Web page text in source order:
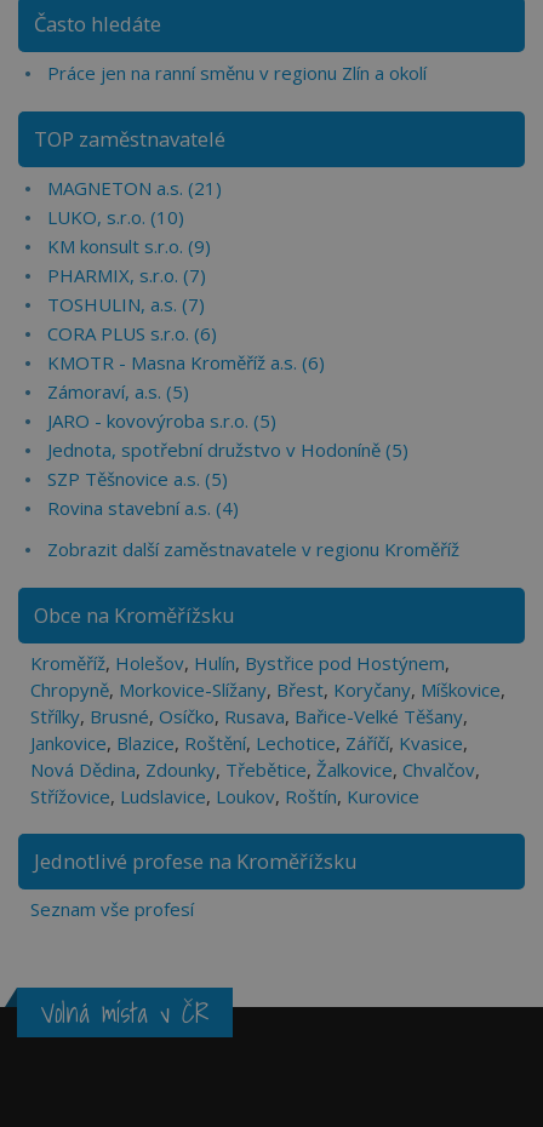
Často hledáte
Práce jen na ranní směnu v regionu Zlín a okolí
TOP zaměstnavatelé
MAGNETON a.s. (21)
LUKO, s.r.o. (10)
KM konsult s.r.o. (9)
PHARMIX, s.r.o. (7)
TOSHULIN, a.s. (7)
CORA PLUS s.r.o. (6)
KMOTR - Masna Kroměříž a.s. (6)
Zámoraví, a.s. (5)
JARO - kovovýroba s.r.o. (5)
Jednota, spotřební družstvo v Hodoníně (5)
SZP Těšnovice a.s. (5)
Rovina stavební a.s. (4)
Zobrazit další zaměstnavatele v regionu Kroměříž
Obce na Kroměřížsku
Kroměříž, Holešov, Hulín, Bystřice pod Hostýnem,
Chropyně, Morkovice-Slížany, Břest, Koryčany, Míškovice,
Střílky, Brusné, Osíčko, Rusava, Bařice-Velké Těšany,
Jankovice, Blazice, Roštění, Lechotice, Záříčí, Kvasice,
Nová Dědina, Zdounky, Třebětice, Žalkovice, Chvalčov,
Střížovice, Ludslavice, Loukov, Roštín, Kurovice
Jednotlivé profese na Kroměřížsku
Seznam vše profesí
Volná místa v ČR